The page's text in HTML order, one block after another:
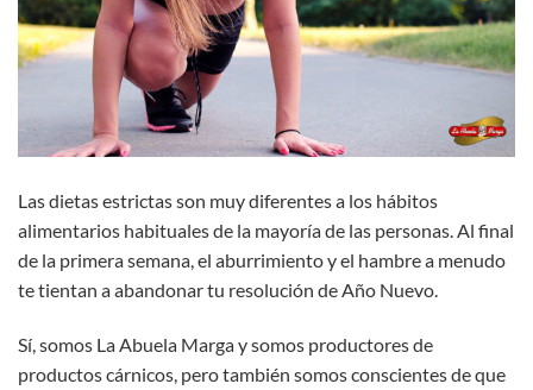
Las dietas estrictas son muy diferentes a los hábitos
alimentarios habituales de la mayoría de las personas. Al final
de la primera semana, el aburrimiento y el hambre a menudo
te tientan a abandonar tu resolución de Año Nuevo.
Sí, somos La Abuela Marga y somos productores de
productos cárnicos, pero también somos conscientes de que